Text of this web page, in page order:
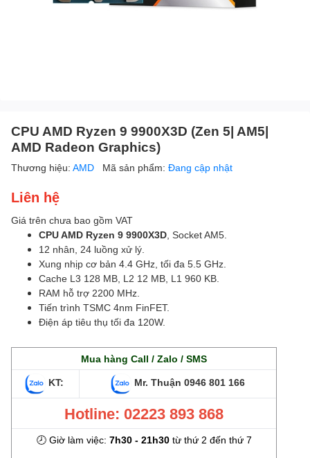
CPU AMD Ryzen 9 9900X3D (Zen 5| AM5|
AMD Radeon Graphics)
Thương hiệu: AMD Mã sản phẩm: Đang cập nhật
Liên hệ
Giá trên chưa bao gồm VAT
CPU AMD Ryzen 9 9900X3D , Socket AM5.
12 nhân, 24 luồng xử lý.
Xung nhịp cơ bản 4.4 GHz, tối đa 5.5 GHz.
Cache L3 128 MB, L2 12 MB, L1 960 KB.
RAM hỗ trợ 2200 MHz.
Tiến trình TSMC 4nm FinFET.
Điện áp tiêu thụ tối đa 120W.
Mua hàng Call / Zalo / SMS
KT: Mr. Thuận 0946 801 166
Hotline: 02223 893 868
🕗 Giờ làm việc: 7h30 - 21h30từ thứ 2 đến thứ 7